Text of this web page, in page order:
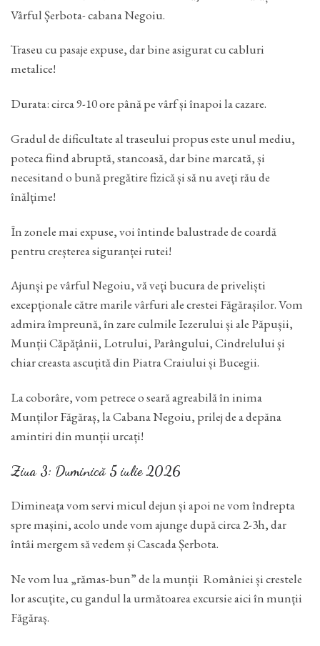
Vârful Șerbota- cabana Negoiu.
Traseu cu pasaje expuse, dar bine asigurat cu cabluri
metalice!
Durata: circa 9-10 ore până pe vârf și înapoi la cazare.
Gradul de dificultate al traseului propus este unul mediu,
poteca fiind abruptă, stancoasă, dar bine marcată, și
necesitand o bună pregătire fizică și să nu aveți rău de
înălțime!
În zonele mai expuse, voi întinde balustrade de coardă
pentru creșterea siguranței rutei!
Ajunși pe vârful Negoiu, vă veți bucura de priveliști
excepționale către marile vârfuri ale crestei Făgărașilor. Vom
admira împreună, în zare culmile Iezerului și ale Păpușii,
Munții Căpățânii, Lotrului, Parângului, Cindrelului și
chiar creasta ascuțită din Piatra Craiului și Bucegii.
La coborâre, vom petrece o seară agreabilă în inima
Munților Făgăraș, la Cabana Negoiu, prilej de a depăna
amintiri din munții urcați!
Ziua 3: Duminică 5 iulie 2026
Dimineața vom servi micul dejun și apoi ne vom îndrepta
spre mașini, acolo unde vom ajunge după circa 2-3h, dar
întâi mergem să vedem și Cascada Șerbota.
Ne vom lua „rămas-bun” de la munții României și crestele
lor ascuțite, cu gandul la următoarea excursie aici în munții
Făgăraș.